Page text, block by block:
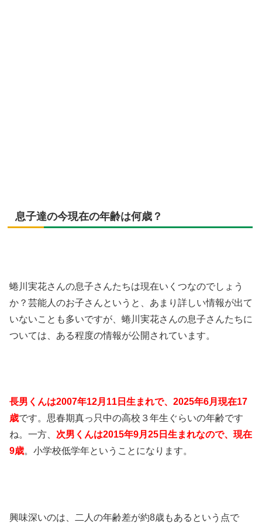
息子達の今現在の年齢は何歳？
蜷川実花さんの息子さんたちは現在いくつなのでしょう
か？芸能人のお子さんというと、あまり詳しい情報が出て
いないことも多いですが、蜷川実花さんの息子さんたちに
ついては、ある程度の情報が公開されています。
長男くんは2007年12月11日生まれで、2025年6月現在17
歳です。思春期真っ只中の高校３年生ぐらいの年齢です
ね。一方、 次男くんは2015年9月25日生まれなので、現在
9歳。小学校低学年ということになります。
興味深いのは、二人の年齢差が約8歳もあるという点で